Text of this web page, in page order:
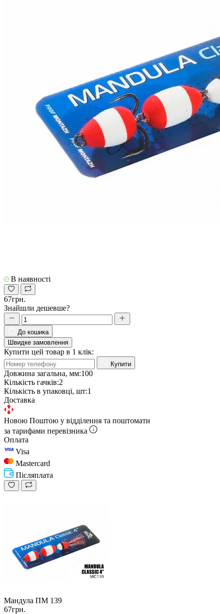
В наявності
67грн.
Знайшли дешевше?
До кошика
Швидке замовлення
Купити цей товар в 1 клік:
Купити
Довжина загальна, мм:100
Кількість гачків:2
Кількість в упаковці, шт:1
Доставка
Новою Поштою у відділення та поштомати
за тарифами перевізника
Оплата
Visa
Mastercard
Післяплата
Мандула ПМ 139
67грн.